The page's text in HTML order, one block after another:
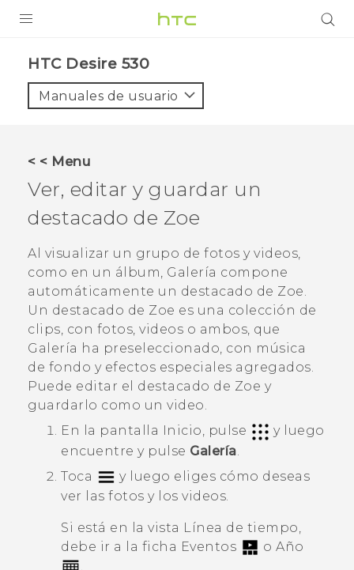
VIVE
VIVERSE
AYUDA
HTC Devices & Accessories
Video Tutorials
HTC Desire 530‎
Manuales de usuario
< < Menu
Ver, editar y guardar un
destacado de Zoe
Al visualizar un grupo de fotos y videos,
como en un álbum, Galería compone
automáticamente un destacado de Zoe.
Un destacado de Zoe es una colección de
clips, con fotos, videos o ambos, que
Galería ha preseleccionado, con música
de fondo y efectos especiales agregados.
Puede editar el destacado de Zoe y
guardarlo como un video.
En la pantalla
Inicio, pulse
y luego
encuentre y pulse Galería
Toca
y luego eliges cómo deseas
ver las fotos y los videos.
Si está en la vista Línea de tiempo,
debe ir a la ficha Eventos o Año
.